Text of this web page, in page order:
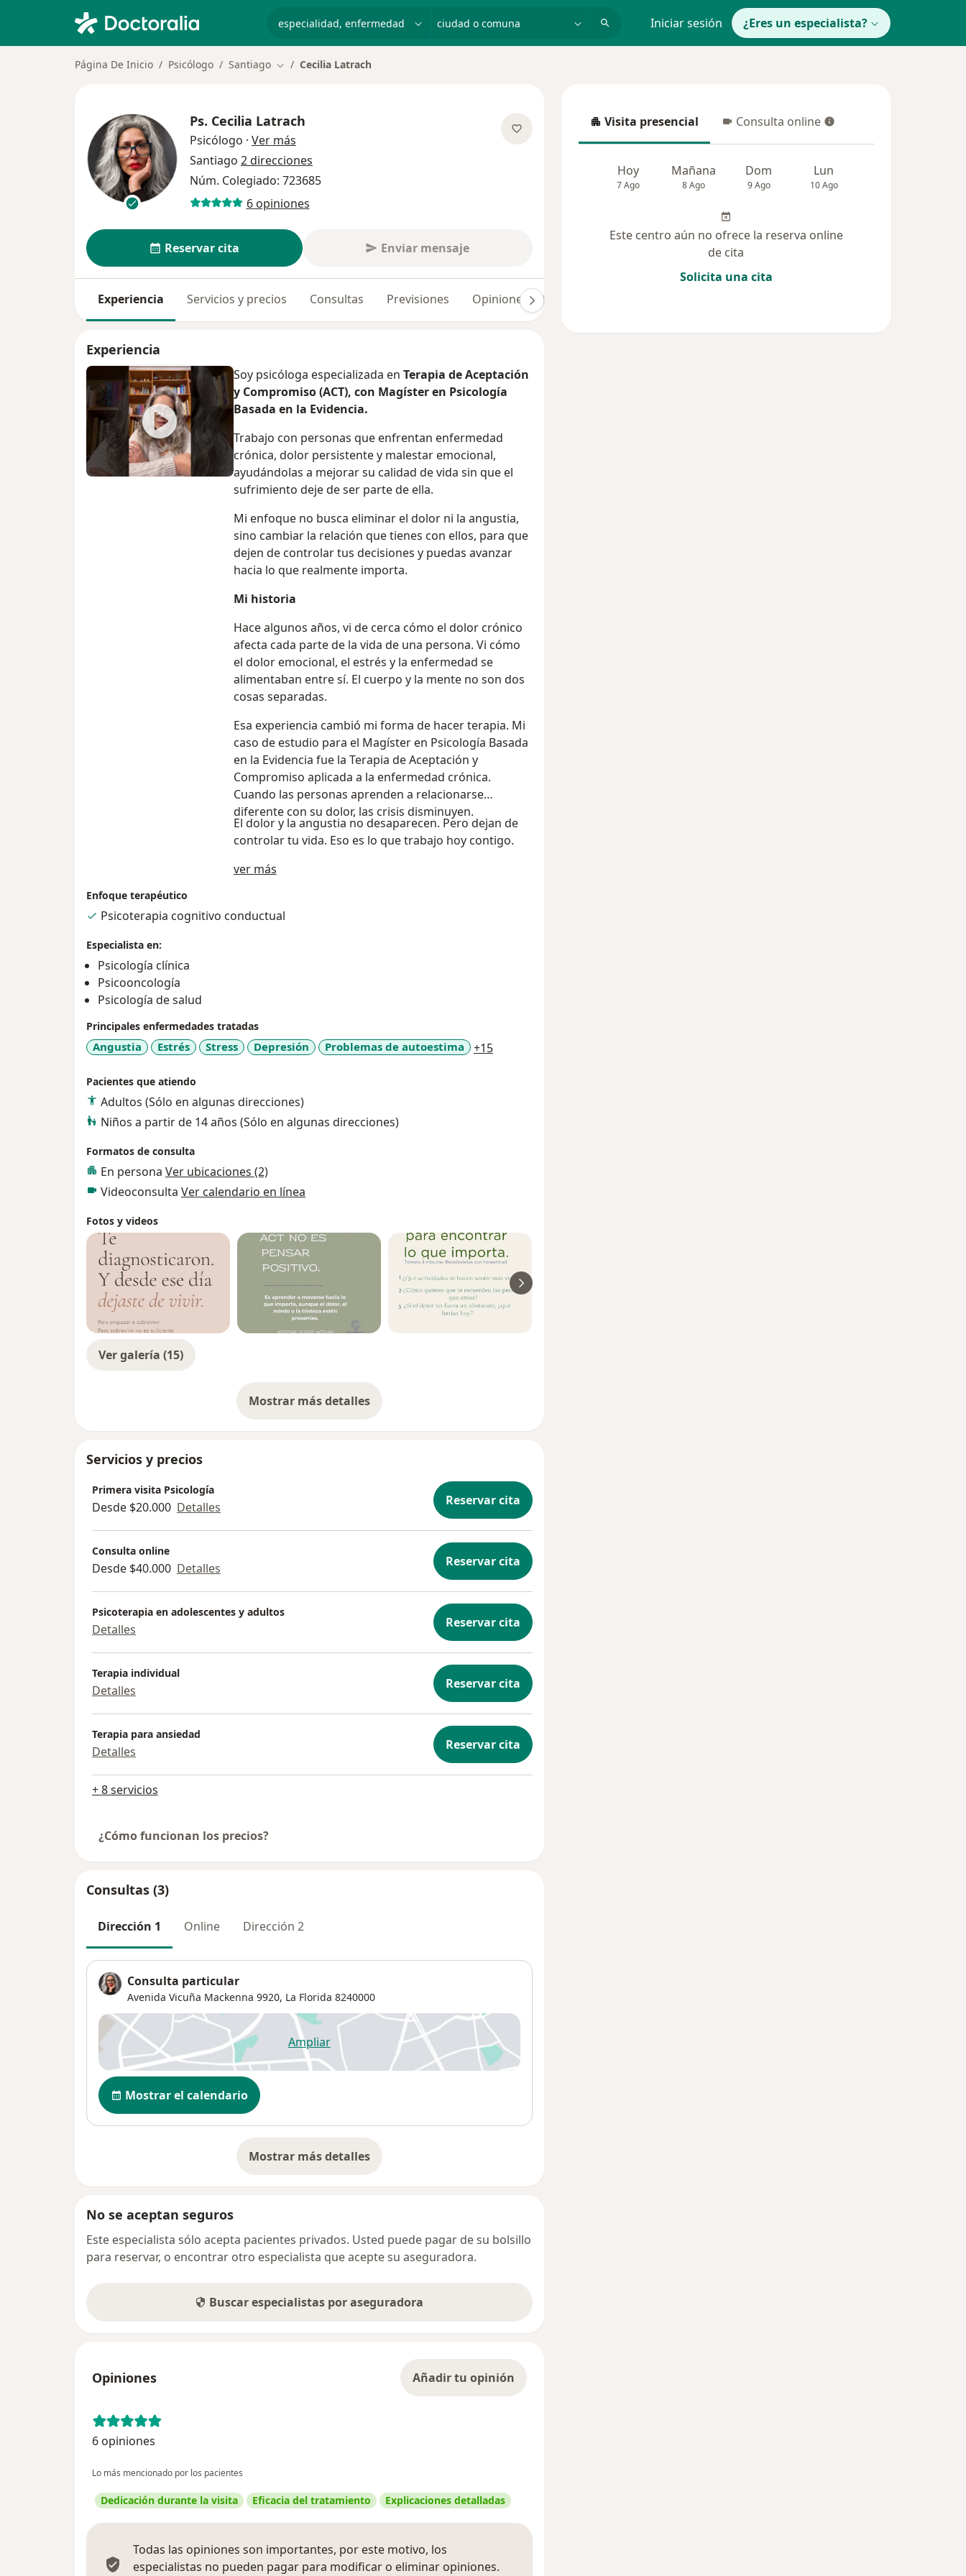
Iniciar sesión ¿Eres un especialista?
Página De Inicio Psicólogo Santiago Cambiar de ciudad
Cecilia Latrach
Ps. Cecilia Latrach
Psicólogo · Ver más
Santiago 2 direcciones
Núm. Colegiado: 723685
6 opiniones
Reservar cita Enviar mensaje
Experiencia Servicios y precios Consultas Previsiones Opiniones (6)
Experiencia
Soy psicóloga especializada en Terapia de Aceptación
y Compromiso (ACT), con Magíster en Psicología
Basada en la Evidencia.
Trabajo con personas que enfrentan enfermedad
crónica, dolor persistente y malestar emocional,
ayudándolas a mejorar su calidad de vida sin que el
sufrimiento deje de ser parte de ella.
Mi enfoque no busca eliminar el dolor ni la angustia,
sino cambiar la relación que tienes con ellos, para que
dejen de controlar tus decisiones y puedas avanzar
hacia lo que realmente importa.
Mi historia
Hace algunos años, vi de cerca cómo el dolor crónico
afecta cada parte de la vida de una persona. Vi cómo
el dolor emocional, el estrés y la enfermedad se
alimentaban entre sí. El cuerpo y la mente no son dos
cosas separadas.
Esa experiencia cambió mi forma de hacer terapia. Mi
caso de estudio para el Magíster en Psicología Basada
en la Evidencia fue la Terapia de Aceptación y
Compromiso aplicada a la enfermedad crónica.
Cuando las personas aprenden a relacionarse
diferente con su dolor, las crisis disminuyen.
El dolor y la angustia no desaparecen. Pero dejan de
controlar tu vida. Eso es lo que trabajo hoy contigo.
ver másSobre mí
Enfoque terapéutico
Psicoterapia cognitivo conductual
Especialista en:
Psicología clínica
Psicooncología
Psicología de salud
Principales enfermedades tratadas
Angustia Estrés Stress Depresión Problemas de autoestima +15a11y_sr_more_diseases
Pacientes que atiendo
Adultos (Sólo en algunas direcciones)
Niños a partir de 14 años (Sólo en algunas direcciones)
Formatos de consulta
En persona Ver ubicaciones (2)
Videoconsulta Ver calendario en línea
Fotos y videos
Ver galería (15)
Mostrar más detalles
sobre la experiencia
Servicios y precios
Primera visita Psicología
Desde $20.000 Detalles Reservar cita
Consulta online
Desde $40.000 Detalles Reservar cita
Psicoterapia en adolescentes y adultos
Detalles Reservar cita
Terapia individual
Detalles Reservar cita
Terapia para ansiedad
Detalles Reservar cita
+ 8 servicios
¿Cómo funcionan los precios?
Consultas (3)
Dirección 1 Online Dirección 2
Consulta particular
Avenida Vicuña Mackenna 9920, La Florida 8240000
Ampliarse abre en una nueva pestaña
Disponibilidad
Mostrar el calendario
Mostrar más detalles
sobre la dirección
No se aceptan seguros
Este especialista sólo acepta pacientes privados. Usted puede pagar de su bolsillo
para reservar, o encontrar otro especialista que acepte su aseguradora.
Buscar especialistas por aseguradora
Opiniones Añadir tu opinión
6 opiniones
Lo más mencionado por los pacientes
Dedicación durante la visita Eficacia del tratamiento Explicaciones detalladas
Todas las opiniones son importantes, por este motivo, los
especialistas no pueden pagar para modificar o eliminar opiniones.
Visita presencial
Visita presencial Consulta online
Consulta online
Hoy
7 Ago
Mañana
8 Ago
Dom
9 Ago
Lun
10 Ago
Este centro aún no ofrece la reserva online
de cita
Solicita una cita